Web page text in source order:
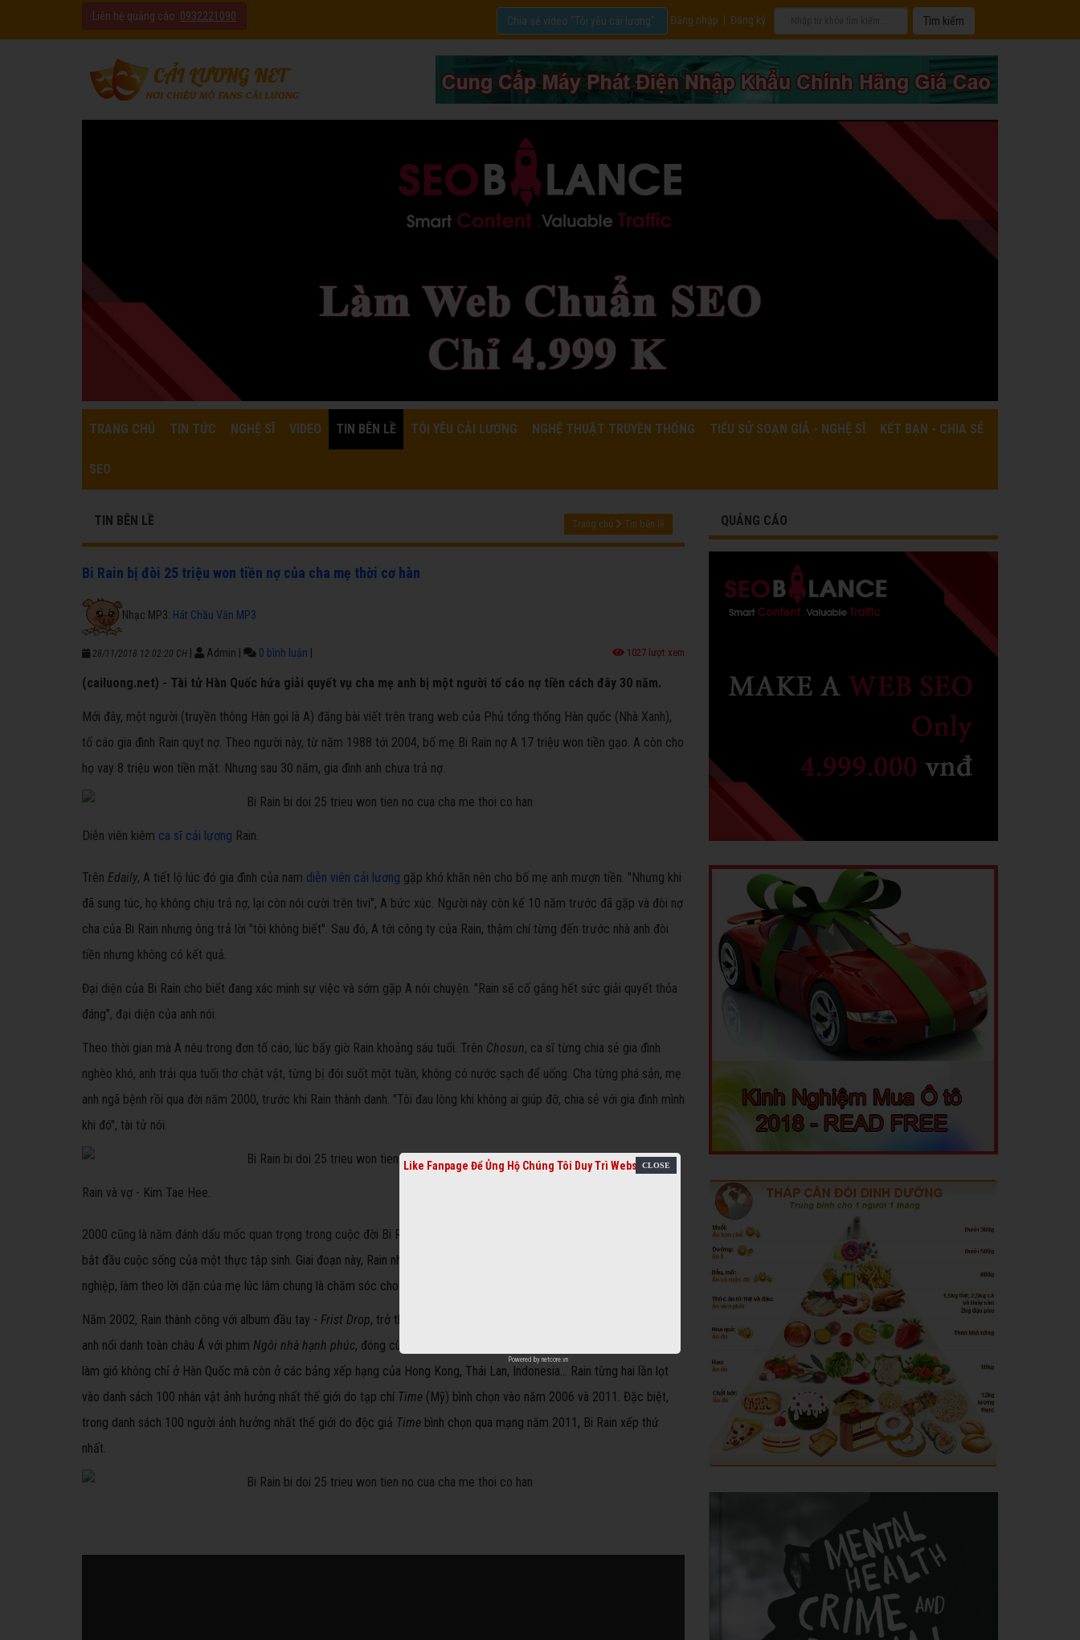
Liên hệ quảng cáo: 0932221090 Đăng nhập Đăng ký
Chia sẻ video "Tôi yêu cải lương".
TRANG CHỦ TIN TỨC NGHỆ SĨ VIDEO TIN BÊN LỀ TÔI YÊU CẢI LƯƠNG NGHỆ THUẬT TRUYỀN THỐNG TIỂU SỬ SOẠN GIẢ - NGHỆ SĨ KẾT BẠN - CHIA SẺ
SEO
TIN BÊN LỀ Trang chủ Tin bên lề
Bi Rain bị đòi 25 triệu won tiền nợ của cha mẹ thời cơ hàn
Nhạc MP3: Hát Chầu Văn MP3
28/11/2018 12:02:20 CH Admin 0 bình luận 1027 lượt xem
(cailuong.net) - Tài tử Hàn Quốc hứa giải quyết vụ cha mẹ anh bị một người tố cáo nợ tiền cách đây 30 năm.
Mới đây, một người (truyền thông Hàn gọi là A) đăng bài viết trên trang web của Phủ tổng thống Hàn quốc (Nhà Xanh),
tố cáo gia đình Rain quỵt nợ. Theo người này, từ năm 1988 tới 2004, bố mẹ Bi Rain nợ A 17 triệu won tiền gạo. A còn cho
họ vay 8 triệu won tiền mặt. Nhưng sau 30 năm, gia đình anh chưa trả nợ.
Diễn viên kiêm ca sĩ cải lương Rain.
Trên Edaily, A tiết lộ lúc đó gia đình của nam diễn viên cải lương gặp khó khăn nên cho bố mẹ anh mượn tiền. "Nhưng khi
đã sung túc, họ không chịu trả nợ, lại còn nói cười trên tivi", A bức xúc. Người này còn kể 10 năm trước đã gặp và đòi nợ
cha của Bi Rain nhưng ông trả lời "tôi không biết". Sau đó, A tới công ty của Rain, thậm chí từng đến trước nhà anh đòi
tiền nhưng không có kết quả.
Đại diện của Bi Rain cho biết đang xác minh sự việc và sớm gặp A nói chuyện. "Rain sẽ cố gắng hết sức giải quyết thỏa
đáng", đại diện của anh nói.
Theo thời gian mà A nêu trong đơn tố cáo, lúc bấy giờ Rain khoảng sáu tuổi. Trên Chosun, ca sĩ từng chia sẻ gia đình
nghèo khó, anh trải qua tuổi thơ chật vật, từng bị đói suốt một tuần, không có nước sạch để uống. Cha từng phá sản, mẹ
anh ngã bệnh rồi qua đời năm 2000, trước khi Rain thành danh. "Tôi đau lòng khi không ai giúp đỡ, chia sẻ với gia đình mình
khi đó", tài tử nói.
Rain và vợ - Kim Tae Hee.
2000 cũng là năm đánh dấu mốc quan trọng trong cuộc đời Bi Rain
bắt đầu cuộc sống của một thực tập sinh. Giai đoạn này, Rain nhiều lần bụng rỗng luyện vũ đạo. Anh nỗ lực gây dựng sự
nghiệp, làm theo lời dặn của mẹ lúc lâm chung là chăm sóc cho em gái và cha.
Năm 2002, Rain thành công với album đầu tay - Frist Drop, trở thành gương mặt đình đám làng giải trí Hàn. Một năm sau,
anh nổi danh toàn châu Á với phim Ngôi nhà hạnh phúc, đóng cùng Song Hye Kyo. Cùng năm album
làm gió không chỉ ở Hàn Quốc mà còn ở các bảng xếp hạng của Hong Kong, Thái Lan, Indonesia... Rain từng hai lần lọt
vào danh sách 100 nhân vật ảnh hưởng nhất thế giới do tạp chí Time (Mỹ) bình chọn vào năm 2006 và 2011. Đặc biệt,
trong danh sách 100 người ảnh hưởng nhất thế giới do độc giả Time bình chọn qua mạng năm 2011, Bi Rain xếp thứ
nhất.
QUẢNG CÁO
Like Fanpage Để Ủng Hộ Chúng Tôi Duy Trì Website
Powered by netcore.vn